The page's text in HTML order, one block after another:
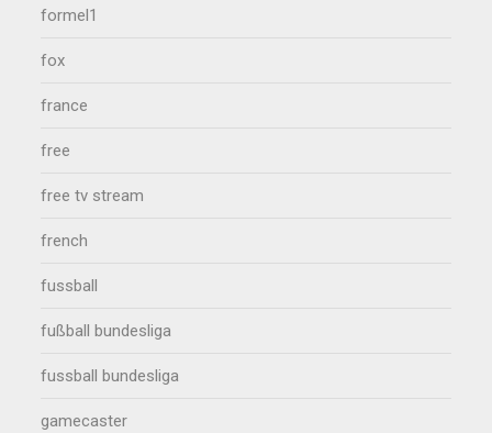
formel1
fox
france
free
free tv stream
french
fussball
fußball bundesliga
fussball bundesliga
gamecaster